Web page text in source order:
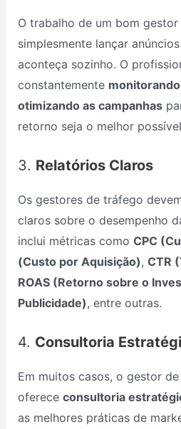
O trabalho de um bom
simplesmente lançar
aconteça sozinho. O
constantemente
otimizando as campanhas
retorno seja o melhor
3. Relatórios Claros
Os gestores de tráfego
claros sobre o desempenho
inclui métricas como CPC
(Custo por Aquisição), CTR
ROAS (Retorno sobre o
Publicidade), entre outras.
4. Consultoria
Em muitos casos, o gestor
oferece consultoria
as melhores práticas de